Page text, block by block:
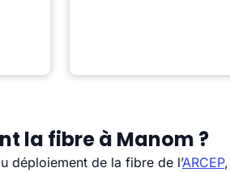
la fibre à Manom ?
déploiement de la fibre de l’ARCEP